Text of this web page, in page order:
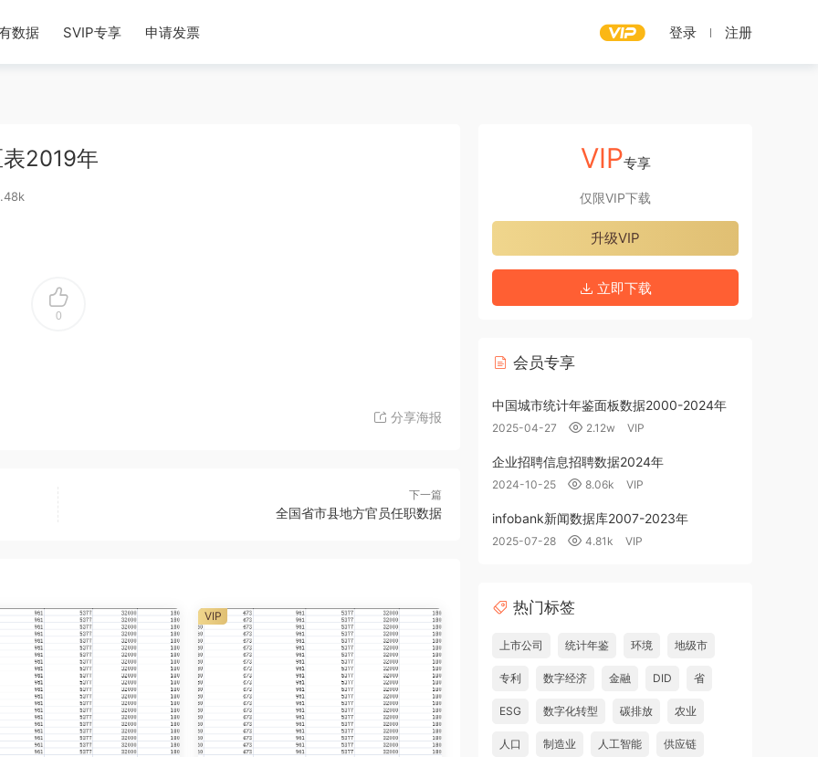
数据 SVIP专享 申请发票 登录 注册
2019年
0
分享海报
下一篇
全国省市县地方官员任职数据
VIP
VIP专享
仅限VIP下载
升级VIP
立即下载
会员专享
中国城市统计年鉴面板数据2000-2024年
2025-04-27 2.12w VIP
企业招聘信息招聘数据2024年
2024-10-25 8.06k VIP
infobank新闻数据库2007-2023年
2025-07-28 4.81k VIP
热门标签
上市公司 统计年鉴 环境 地级市
专利 数字经济 金融 DID 省
ESG 数字化转型 碳排放 农业
人口 制造业 人工智能 供应链